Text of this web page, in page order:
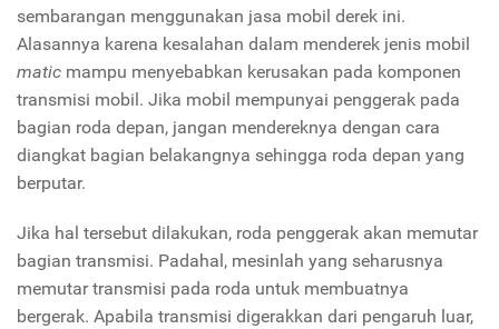
sembarangan menggunakan jasa mobil derek ini.
Alasannya karena kesalahan dalam menderek jenis mobil
matic mampu menyebabkan kerusakan pada komponen
transmisi mobil. Jika mobil mempunyai penggerak pada
bagian roda depan, jangan mendereknya dengan cara
diangkat bagian belakangnya sehingga roda depan yang
berputar.
Jika hal tersebut dilakukan, roda penggerak akan memutar
bagian transmisi. Padahal, mesinlah yang seharusnya
memutar transmisi pada roda untuk membuatnya
bergerak. Apabila transmisi digerakkan dari pengaruh luar,